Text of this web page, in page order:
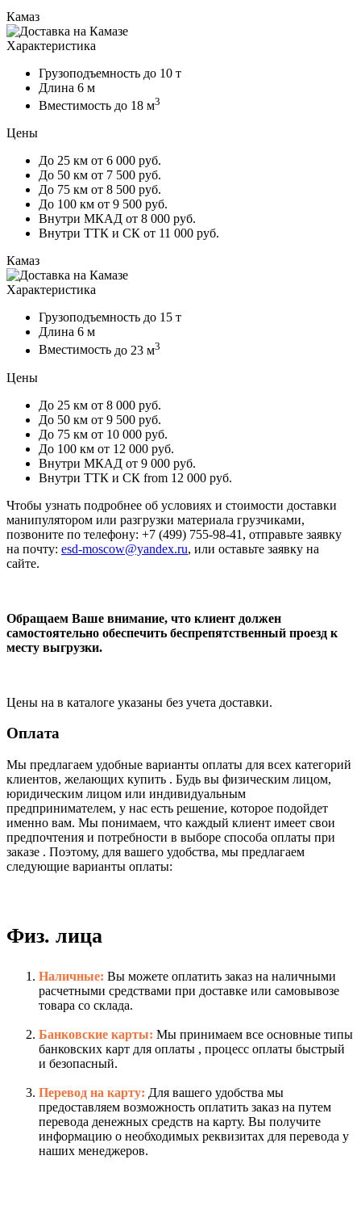
Камаз
Характеристика
Грузоподъемность до 10 т
Длина 6 м
Вместимость до 18 м3
Цены
До 25 км от 6 000 руб.
До 50 км от 7 500 руб.
До 75 км от 8 500 руб.
До 100 км от 9 500 руб.
Внутри МКАД от 8 000 руб.
Внутри ТТК и СК от 11 000 руб.
Камаз
Характеристика
Грузоподъемность до 15 т
Длина 6 м
Вместимость до 23 м3
Цены
До 25 км от 8 000 руб.
До 50 км от 9 500 руб.
До 75 км от 10 000 руб.
До 100 км от 12 000 руб.
Внутри МКАД от 9 000 руб.
Внутри ТТК и СК from 12 000 руб.
Чтобы узнать подробнее об условиях и стоимости доставки
манипулятором или разгрузки материала грузчиками,
позвоните по телефону: +7 (499) 755-98-41, отправьте заявку
на почту: esd-moscow@yandex.ru, или оставьте заявку на
сайте.
Обращаем Ваше внимание, что клиент должен
самостоятельно обеспечить беспрепятственный проезд к
месту выгрузки.
Цены на в каталоге указаны без учета доставки.
Оплата
Мы предлагаем удобные варианты оплаты для всех категорий
клиентов, желающих купить . Будь вы физическим лицом,
юридическим лицом или индивидуальным
предпринимателем, у нас есть решение, которое подойдет
именно вам. Мы понимаем, что каждый клиент имеет свои
предпочтения и потребности в выборе способа оплаты при
заказе . Поэтому, для вашего удобства, мы предлагаем
следующие варианты оплаты:
Физ. лица
Наличные: Вы можете оплатить заказ на наличными
расчетными средствами при доставке или самовывозе
товара со склада.
Банковские карты: Мы принимаем все основные типы
банковских карт для оплаты , процесс оплаты быстрый
и безопасный.
Перевод на карту: Для вашего удобства мы
предоставляем возможность оплатить заказ на путем
перевода денежных средств на карту. Вы получите
информацию о необходимых реквизитах для перевода у
наших менеджеров.